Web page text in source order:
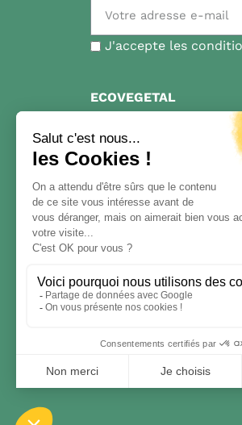
J'accepte les
ECOVEGETAL
Qui sommes-nous?
Contact
Parking perméables
Toitures végétales